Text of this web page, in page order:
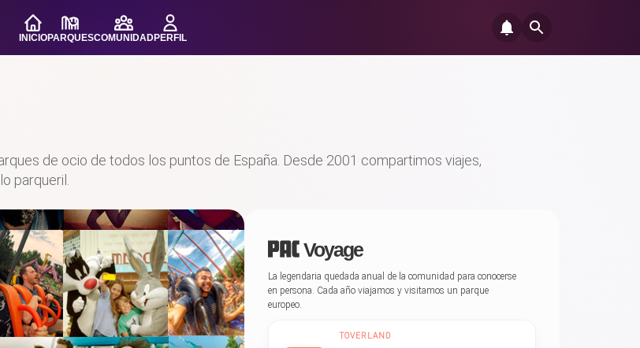
INICIOPARQUESCOMUNIDADPERFIL
de ocio de todos los puntos de España. Desde 2001 compartimos viajes,
parqueril.
Voyage
La legendaria quedada anual de la comunidad para conocerse
en persona. Cada año viajamos y visitamos un parque
europeo.
TOVERLAND